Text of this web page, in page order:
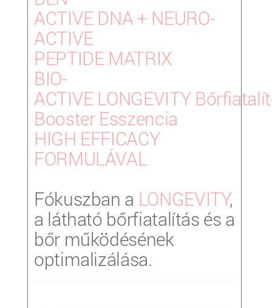
ACTIVE DNA + NEURO-
ACTIVE
PEPTIDE MATRIX
BIO-
ACTIVE LONGEVITY
Booster Esszencia
HIGH EFFICACY
FORMULÁVAL
Fókuszban a LONGEVITY,
a látható bőrfiatalítás és a
bőr működésének
optimalizálása.